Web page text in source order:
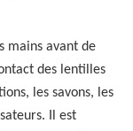
mains avant de
des lentilles
les savons, les
Il est